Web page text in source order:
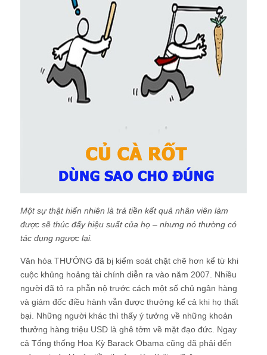
Một sự thật hiển nhiên là trả tiền kết quả nhân viên làm
được sẽ thúc đẩy hiệu suất của họ – nhưng nó thường có
tác dụng ngược lại.
Văn hóa THƯỞNG đã bị kiểm soát chặt chẽ hơn kể từ khi
cuộc khủng hoảng tài chính diễn ra vào năm 2007. Nhiều
người đã tỏ ra phẫn nộ trước cách một số chủ ngân hàng
và giám đốc điều hành vẫn được thưởng kể cả khi họ thất
bại. Những người khác thì thấy ý tưởng về những khoản
thưởng hàng triệu USD là ghê tởm về mặt đạo đức. Ngay
cả Tổng thống Hoa Kỳ Barack Obama cũng đã phải đến